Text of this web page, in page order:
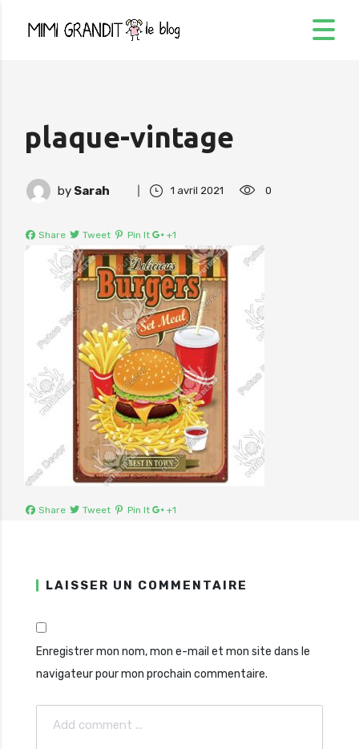
plaque-vintage
by Sarah 1 avril 2021 0
Share Tweet Pin It +1
Share Tweet Pin It +1
LAISSER UN COMMENTAIRE
Enregistrer mon nom, mon e-mail et mon site dans le
navigateur pour mon prochain commentaire.